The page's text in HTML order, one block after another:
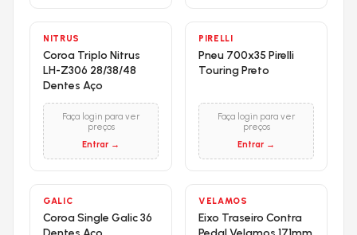
NITRUS
Coroa Triplo Nitrus
LH-Z306 28/38/48
Dentes Aço
Faça login para ver
preços
Entrar →
PIRELLI
Pneu 700x35 Pirelli
Touring Preto
Faça login para ver
preços
Entrar →
GALIC
Coroa Single Galic 36
VELAMOS
Eixo Traseiro Contra